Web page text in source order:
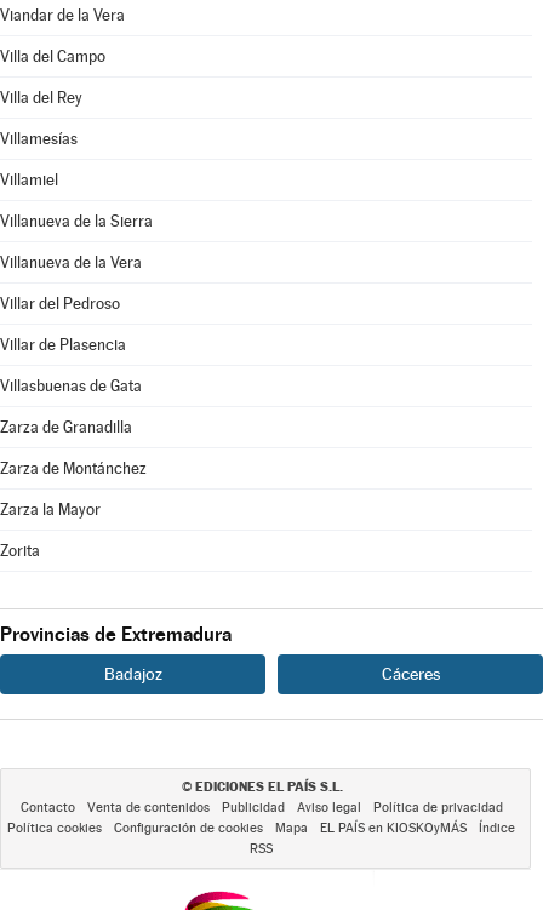
Viandar de la Vera
Villa del Campo
Villa del Rey
Villamesías
Villamiel
Villanueva de la Sierra
Villanueva de la Vera
Villar del Pedroso
Villar de Plasencia
Villasbuenas de Gata
Zarza de Granadilla
Zarza de Montánchez
Zarza la Mayor
Zorita
Provincias de Extremadura
Badajoz Cáceres
© EDICIONES EL PAÍS S.L.
Contacto Venta de contenidos Publicidad Aviso legal
Política de privacidad
Política cookies
Configuración de cookies Mapa EL PAÍS en KIOSKOyMÁS
Índice
RSS